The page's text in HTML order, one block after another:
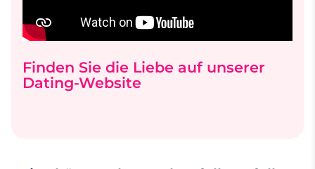
Finden Sie die Liebe auf unserer
Dating-Website